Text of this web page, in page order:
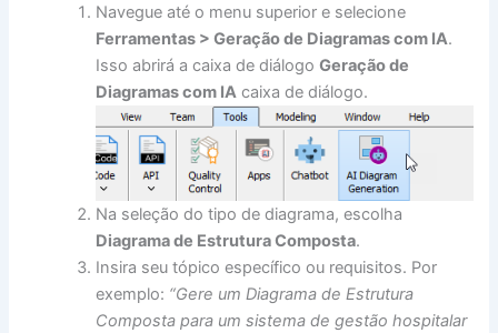
Navegue até o menu superior e selecione
Ferramentas > Geração de Diagramas com IA.
Isso abrirá a caixa de diálogoGeração de
Diagramas com IA caixa de diálogo.
Na seleção do tipo de diagrama, escolha
Diagrama de Estrutura Composta.
Insira seu tópico específico ou requisitos. Por
exemplo: “Gere um Diagrama de Estrutura
Composta para um sistema de gestão hospitalar